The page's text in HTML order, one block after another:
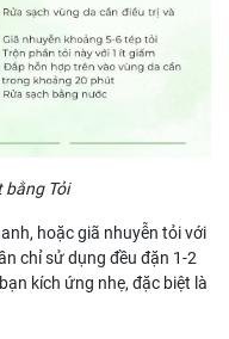
bằng Tỏi
hoặc giã nhuyễn tỏi với
chỉ sử dụng đều đặn 1-2
kích ứng nhẹ, đặc biệt là